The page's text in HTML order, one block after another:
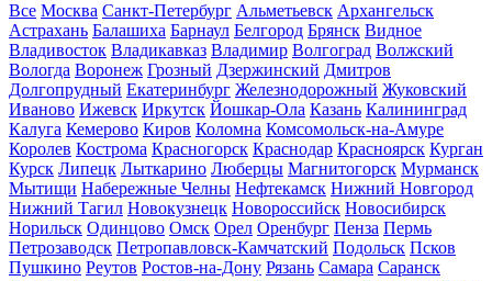
Все Москва Санкт-Петербург Альметьевск Архангельск
Астрахань Балашиха Барнаул Белгород Брянск Видное
Владивосток Владикавказ Владимир Волгоград Волжский
Вологда Воронеж Грозный Дзержинский Дмитров
Долгопрудный Екатеринбург Железнодорожный Жуковский
Иваново Ижевск Иркутск Йошкар-Ола Казань Калининград
Калуга Кемерово Киров Коломна Комсомольск-на-Амуре
Королев Кострома Красногорск Краснодар Красноярск Курган
Курск Липецк Лыткарино Люберцы Магнитогорск Мурманск
Мытищи Набережные Челны Нефтекамск Нижний Новгород
Нижний Тагил Новокузнецк Новороссийск Новосибирск
Норильск Одинцово Омск Орел Оренбург Пенза Пермь
Петрозаводск Петропавловск-Камчатский Подольск Псков
Пушкино Реутов Ростов-на-Дону Рязань Самара Саранск